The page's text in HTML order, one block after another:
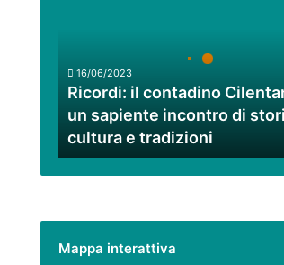
incontro
storia,
cultura
e
tradizioni
16/06/2023
Ricordi: il contadino
un sapiente incontro di
cultura e tradizioni
Mappa interattiva